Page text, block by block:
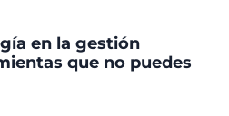
en la gestión
que no puedes